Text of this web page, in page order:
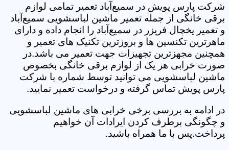
شرکت پارس پویش در سمیع‌آباد تعمیر تمامی لوازم
برقی خانگی از جمله تعمیر ماشین لباسشویی سمیع‌آباد
و تعمیر یخچال فریزر در سمیع‌آباد را انجام داده و دارای
ماهرترین تکنسین ها و بروزترین تکنیک های تعمیر و
همچنین مجهزترین تجهیزات جهت تعمیر می باشد.در
صورت خرابی هر یک از لوازم برقی خانگی بخصوص
ماشین لباسشویی می توانید توسط شماره با شرکت
پارس پویش تماس گرفته و درخواست تعمیر نمایید.
در ادامه به بررسی برخی خرابی های ماشین لباسشویی
و چگونگی برطرف کردن ایرادات آن خواهیم
پرداخت.پس با ما همراه باشید.